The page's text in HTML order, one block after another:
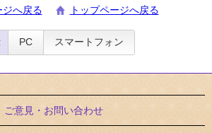
ジへ戻る トップページへ戻る
PC スマートフォン
ご意見・お問い合わせ